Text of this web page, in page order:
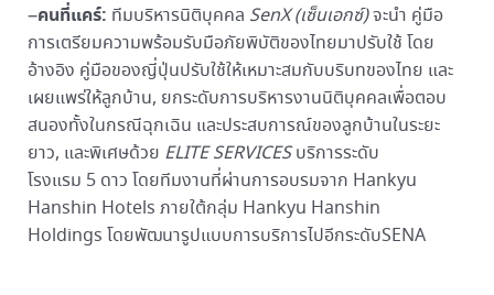
–คนที่แคร์: ทีมบริหารนิติบุคคล SenX (เซ็นเอกซ์)จะนำ คู่มือ
การเตรียมความพร้อมรับมือภัยพิบัติของไทยมาปรับใช้ โดย
อ้างอิง คู่มือของญี่ปุ่นปรับใช้ให้เหมาะสมกับบริบทของไทย และ
เผยแพร่ให้ลูกบ้าน, ยกระดับการบริหารงานนิติบุคคลเพื่อตอบ
สนองทั้งในกรณีฉุกเฉิน และประสบการณ์ของลูกบ้านในระยะ
ยาว, และพิเศษด้วย ELITE SERVICESบริการระดับ
โรงแรม 5 ดาว โดยทีมงานที่ผ่านการอบรมจาก Hankyu
Hanshin Hotels ภายใต้กลุ่ม Hankyu Hanshin
Holdings โดยพัฒนารูปแบบการบริการไปอีกระดับSENA